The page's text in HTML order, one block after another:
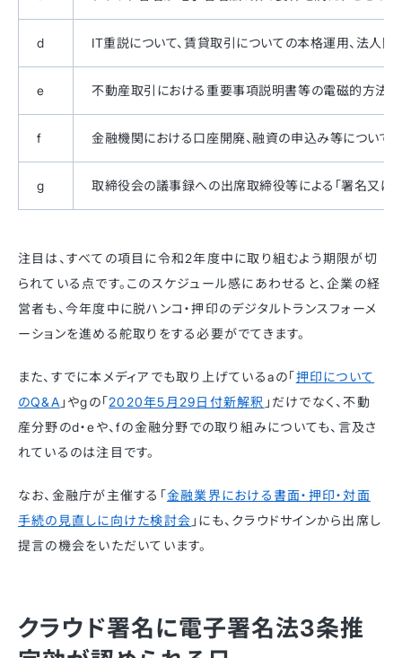
d IT重説について、賃貸取引についての本格運用、法人
e 不動産取引における重要事項説明書等の電磁的方法
f 金融機関における口座開廃、融資の申込み等について
g 取締役会の議事録への出席取締役等による「署名又は
注目は、すべての項目に令和2年度中に取り組むよう期限が切
られている点です。このスケジュール感にあわせると、企業の経
営者も、今年度中に脱ハンコ・押印のデジタルトランスフォーメ
ーションを進める舵取りをする必要がでてきます。
また、すでに本メディアでも取り上げているaの「押印について
のQ&A 」やgの「2020年5月29日付新解釈 」だけでなく、不動
産分野のd・eや、fの金融分野での取り組みについても、言及さ
れているのは注目です。
なお、金融庁が主催する「金融業界における書面・押印・対面
手続の見直しに向けた検討会 」にも、クラウドサインから出席し
提言の機会をいただいています。
クラウド署名に電子署名法3条推